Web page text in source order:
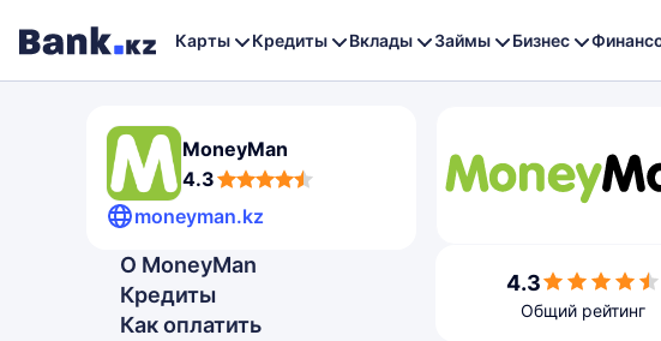
Карты Кредиты Вклады Займы Бизнес
MoneyMan
4.3
4,3
rating
moneyman.kz
О MoneyMan
Кредиты
Как оплатить
4.3
Общий рейтинг